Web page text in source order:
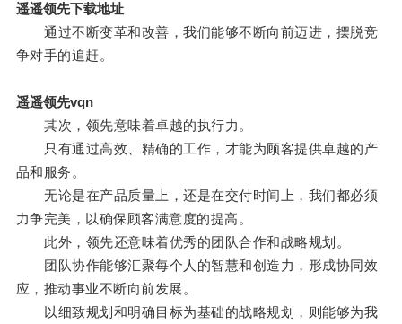
遥遥领先下载地址
通过不断变革和改善，我们能够不断向前迈进，摆脱竞
争对手的追赶。
遥遥领先vqn
其次，领先意味着卓越的执行力。
只有通过高效、精确的工作，才能为顾客提供卓越的产
品和服务。
无论是在产品质量上，还是在交付时间上，我们都必须
力争完美，以确保顾客满意度的提高。
此外，领先还意味着优秀的团队合作和战略规划。
团队协作能够汇聚每个人的智慧和创造力，形成协同效
应，推动事业不断向前发展。
以细致规划和明确目标为基础的战略规划，则能够为我